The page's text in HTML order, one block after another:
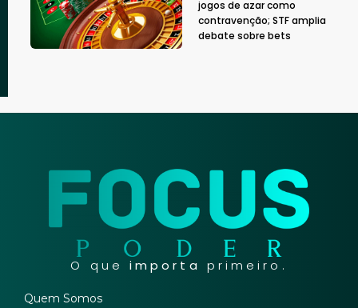
jogos de azar como
contravenção; STF amplia
debate sobre bets
O que importa primeiro.
Quem Somos